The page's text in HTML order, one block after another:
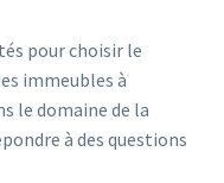
pour choisir le
immeubles à
le domaine de la
à des questions